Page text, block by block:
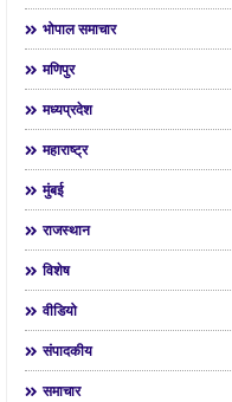
भोपाल समाचार
मणिपुर
मध्यप्रदेश
महाराष्ट्र
मुंबई
राजस्थान
विशेष
वीडियो
संपादकीय
समाचार